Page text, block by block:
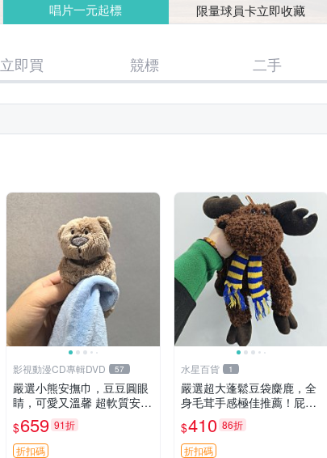
唱片一元起標 限量球員卡立即收藏
立即買 競標 二手
影視動漫CD專輯DVD 57
嚴選小熊安撫巾，豆豆圓眼
睛，可愛又溫馨 超軟質安撫
巾，豆豆設計，哄睡好幫手
約克豆豆眼安撫巾 數碼豆豆
眼
$659 91折
折扣碼
水星百貨 1
嚴選超大蓬鬆豆袋麋鹿，全
身毛茸手感極佳推薦！屁股
與四肢填充均勻，適合收藏
與孩童共賞。 麋鹿 豆袋 毛
茸玩具
$410 86折
折扣碼